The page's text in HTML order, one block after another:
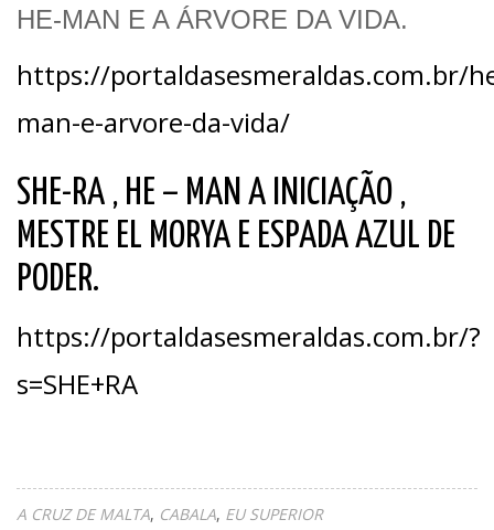
HE-MAN E A ÁRVORE DA VIDA.
https://portaldasesmeraldas.com.br/
man-e-arvore-da-vida/
SHE-RA , HE – MAN A INICIAÇÃO ,
MESTRE EL MORYA E ESPADA AZUL DE
PODER.
https://portaldasesmeraldas.com.br/?
s=SHE+RA
A CRUZ DE MALTA CABALA EU SUPERIOR